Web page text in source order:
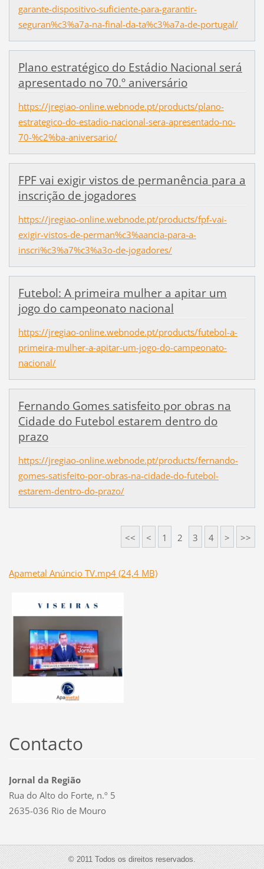
garante-dispositivo-suficiente-para-garantir-
seguran%c3%a7a-na-final-da-ta%c3%a7a-de-portugal/
Plano estratégico do Estádio Nacional será
apresentado no 70.º aniversário
https://jregiao-online.webnode.pt/products/plano-
estrategico-do-estadio-nacional-sera-apresentado-no-
70-%c2%ba-aniversario/
FPF vai exigir vistos de permanência para a
inscrição de jogadores
https://jregiao-online.webnode.pt/products/fpf-vai-
exigir-vistos-de-perman%c3%aancia-para-a-
inscri%c3%a7%c3%a3o-de-jogadores/
Futebol: A primeira mulher a apitar um
jogo do campeonato nacional
https://jregiao-online.webnode.pt/products/futebol-a-
primeira-mulher-a-apitar-um-jogo-do-campeonato-
nacional/
Fernando Gomes satisfeito por obras na
Cidade do Futebol estarem dentro do
prazo
https://jregiao-online.webnode.pt/products/fernando-
gomes-satisfeito-por-obras-na-cidade-do-futebol-
estarem-dentro-do-prazo/
<< < 1 2 3 4 > >>
Apametal Anúncio TV.mp4 (24,4 MB)
Contacto
Jornal da Região
Rua do Alto do Forte, n.º 5
2635-036 Rio de Mouro
© 2011 Todos os direitos reservados.